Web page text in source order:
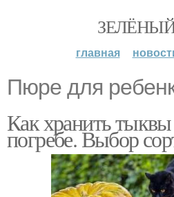
главная
Пюре для
Как хранить
погребе. Выбор